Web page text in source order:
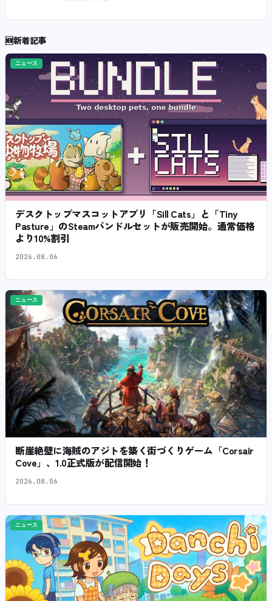
🆕新着記事
ニュース
デスクトップマスコットアプリ「Sill Cats」と「Tiny
Pasture」のSteamバンドルセットが販売開始。通常価格
より10%割引
2026.08.06
ニュース
断崖絶壁に海賊のアジトを築く街づくりゲーム「Corsair
Cove」、1.0正式版が配信開始！
2026.08.06
ニュース